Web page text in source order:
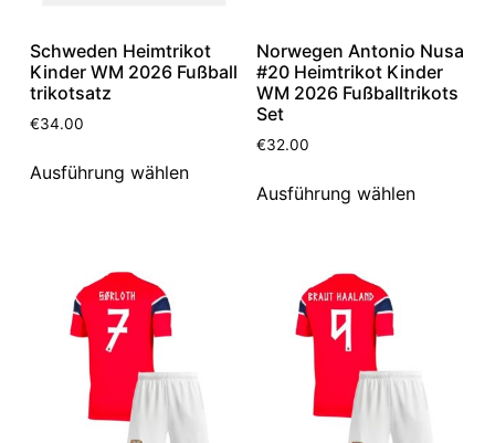
Schweden Heimtrikot
Kinder WM 2026 Fußball
trikotsatz
€34.00
Ausführung wählen
Norwegen Antonio Nusa
#20 Heimtrikot Kinder
WM 2026 Fußballtrikots
Set
€32.00
Ausführung wählen